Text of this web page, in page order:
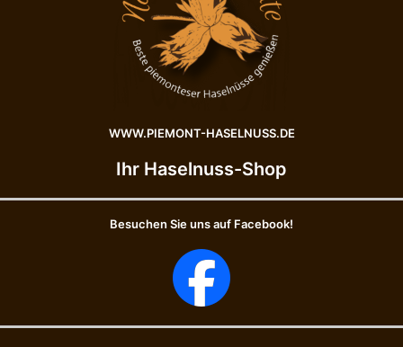
WWW.PIEMONT-HASELNUSS.DE
Ihr Haselnuss-Shop
Besuchen Sie uns auf Facebook!